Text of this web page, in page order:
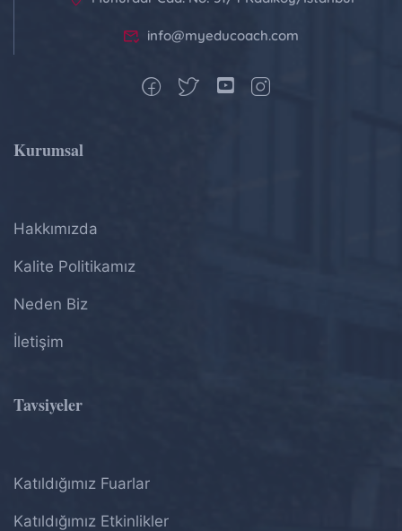
info@myeducoach.com
Kurumsal
Hakkımızda
Kalite Politikamız
Neden Biz
İletişim
Tavsiyeler
Katıldığımız Fuarlar
Katıldığımız Etkinlikler